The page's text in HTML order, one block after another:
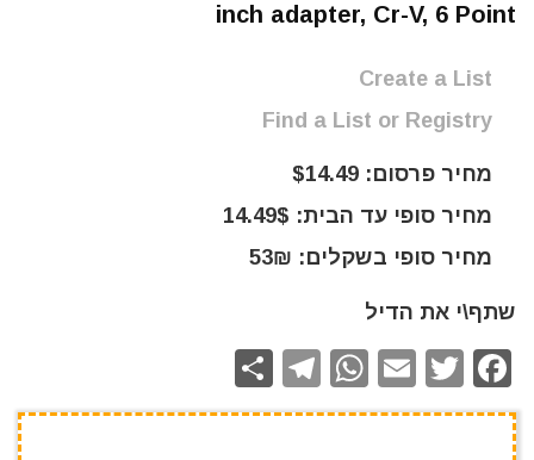
inch adapter, Cr-V, 6 Point
Create a List
Find a List or Registry
מחיר פרסום: $14.49
מחיר סופי עד הבית: 14.49$
מחיר סופי בשקלים: 53₪
שתף\י את הדיל
F
a
T
w
E
m
W
h
T
el
h